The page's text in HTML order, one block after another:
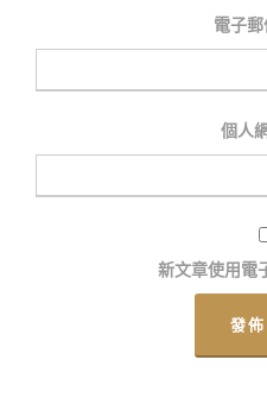
電子
個人
新文章使用電